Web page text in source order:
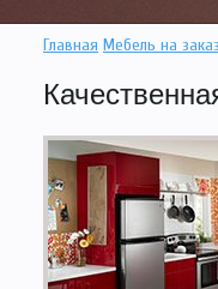
Главная Мебель на